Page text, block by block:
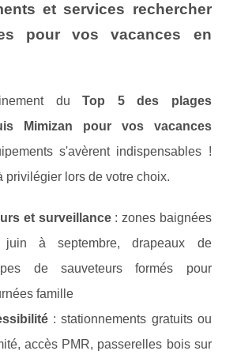
et services rechercher
pour vos vacances en
duTop 5 des plages
Mimizan pour vos vacances
s'avèrent indispensables !
privilégier lors de votre choix.
et surveillance: zones baignées
juin à septembre, drapeaux de
de sauveteurs formés pour
famille
: stationnements gratuits ou
accès PMR, passerelles bois sur